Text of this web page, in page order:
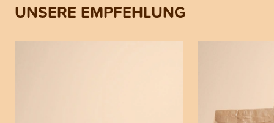
UNSERE EMPFEHLUNG